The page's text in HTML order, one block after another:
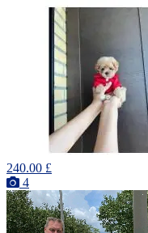
240.00 £
4